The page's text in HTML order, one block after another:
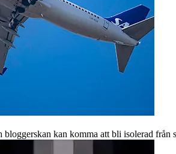
kan komma att bli isolerad från